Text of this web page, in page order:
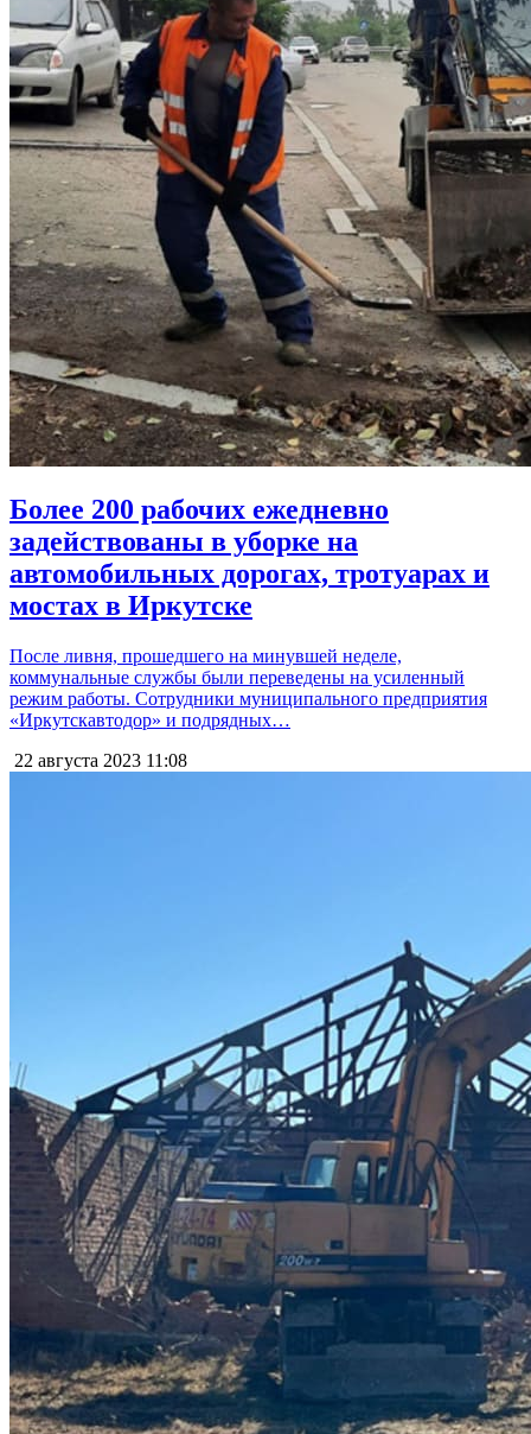
Более 200 рабочих ежедневно
задействованы в уборке на
автомобильных дорогах, тротуарах и
мостах в Иркутске
После ливня, прошедшего на минувшей неделе,
коммунальные службы были переведены на усиленный
режим работы. Сотрудники муниципального предприятия
«Иркутскавтодор» и подрядных…
22 августа 2023 11:08